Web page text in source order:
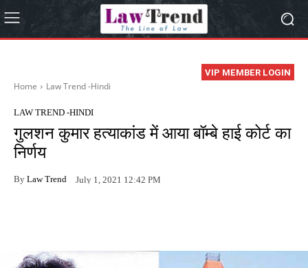
VIP MEMBER LOGIN
Home Law Trend -Hindi
LAW TREND -HINDI
गुलशन कुमार हत्याकांड में आया बॉम्बे हाई कोर्ट का
निर्णय
By Law Trend July 1, 2021 12:42 PM